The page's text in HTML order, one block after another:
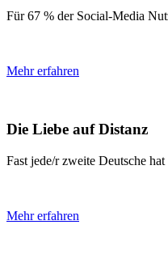
Für 67 % der Social-Media
Mehr erfahren
Die Liebe auf Distanz
Fast jede/r zweite Deutsche
Mehr erfahren